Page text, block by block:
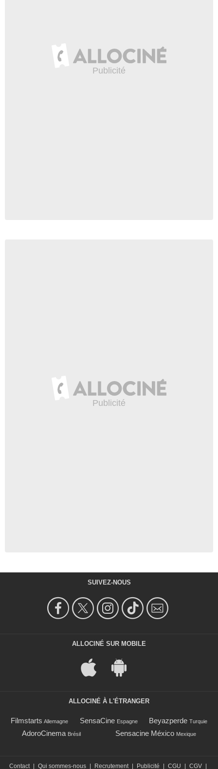
SUIVEZ-NOUS
ALLOCINÉ SUR MOBILE
ALLOCINÉ À L'ÉTRANGER
Filmstarts Allemagne SensaCine Espagne Beyazperde Turquie
AdoroCinema Brésil Sensacine México Mexique
Contact Qui sommes-nous Recrutement Publicité CGU CGV